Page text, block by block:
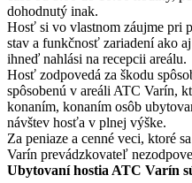
dohodnutý inak.
Hosť si vo vlastnom záujme pri
stav a funkčnosť zariadení ako
ihneď nahlási na recepcii areálu.
Hosť zodpovedá za škodu
spôsobenú v areáli ATC Varín,
konaním, konaním osôb
návštev hosťa v plnej výške.
Za peniaze a cenné veci, ktoré
Varín prevádzkovateľ
Ubytovaní hostia ATC Varín